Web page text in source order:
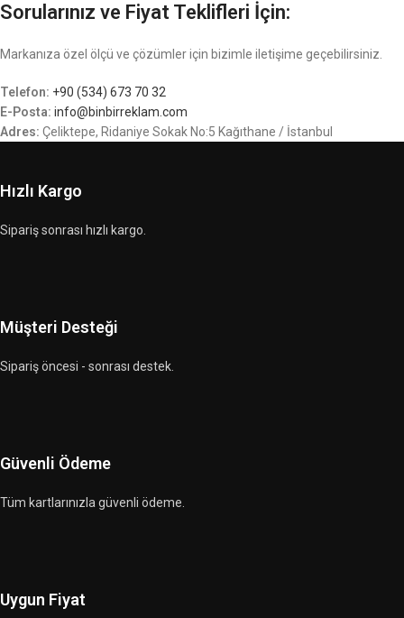
Sorularınız ve Fiyat Teklifleri İçin:
Markanıza özel ölçü ve çözümler için bizimle iletişime geçebilirsiniz.
Telefon: +90 (534) 673 70 32
E-Posta: info@binbirreklam.com
Adres: Çeliktepe, Ridaniye Sokak No:5 Kağıthane / İstanbul
Hızlı Kargo
Sipariş sonrası hızlı kargo.
Müşteri Desteği
Sipariş öncesi - sonrası destek.
Güvenli Ödeme
Tüm kartlarınızla güvenli ödeme.
Uygun Fiyat